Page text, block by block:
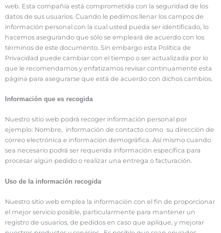
web. Esta compañía está comprometida con la seguridad de los
datos de sus usuarios. Cuando le pedimos llenar los campos de
información personal con la cual usted pueda ser identificado, lo
hacemos asegurando que sólo se empleará de acuerdo con los
términos de este documento. Sin embargo esta Política de
Privacidad puede cambiar con el tiempo o ser actualizada por lo
que le recomendamos y enfatizamos revisar continuamente esta
página para asegurarse que está de acuerdo con dichos cambios.
Información que es recogida
Nuestro sitio web podrá recoger información personal por
ejemplo: Nombre, información de contacto como su dirección de
correo electrónica e información demográfica. Así mismo cuando
sea necesario podrá ser requerida información específica para
procesar algún pedido o realizar una entrega o facturación.
Uso de la información recogida
Nuestro sitio web emplea la información con el fin de proporcionar
el mejor servicio posible, particularmente para mantener un
registro de usuarios, de pedidos en caso que aplique, y mejorar